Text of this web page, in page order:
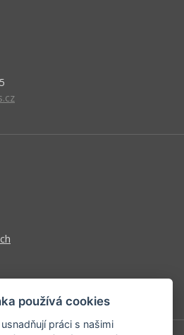
používá cookies
práci s našimi